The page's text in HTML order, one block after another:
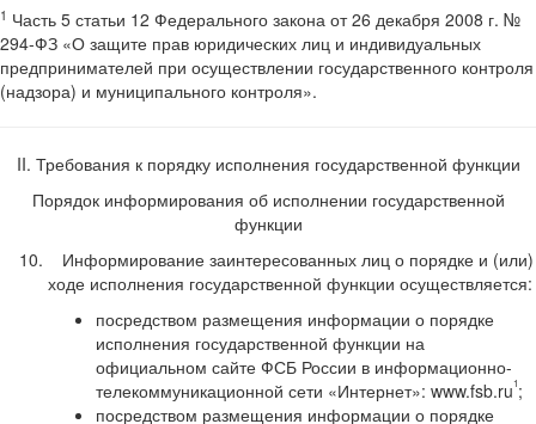
1 Часть 5 статьи 12 Федерального закона от 26 декабря 2008 г. №
294-ФЗ «О защите прав юридических лиц и индивидуальных
предпринимателей при осуществлении государственного контроля
(надзора) и муниципального контроля».
II. Требования к порядку исполнения государственной функции
Порядок информирования об исполнении государственной
функции
Информирование заинтересованных лиц о порядке и (или)
ходе исполнения государственной функции осуществляется:
посредством размещения информации о порядке
исполнения государственной функции на
официальном сайте ФСБ России в информационно-
телекоммуникационной сети «Интернет»: www.fsb.ru1;
посредством размещения информации о порядке